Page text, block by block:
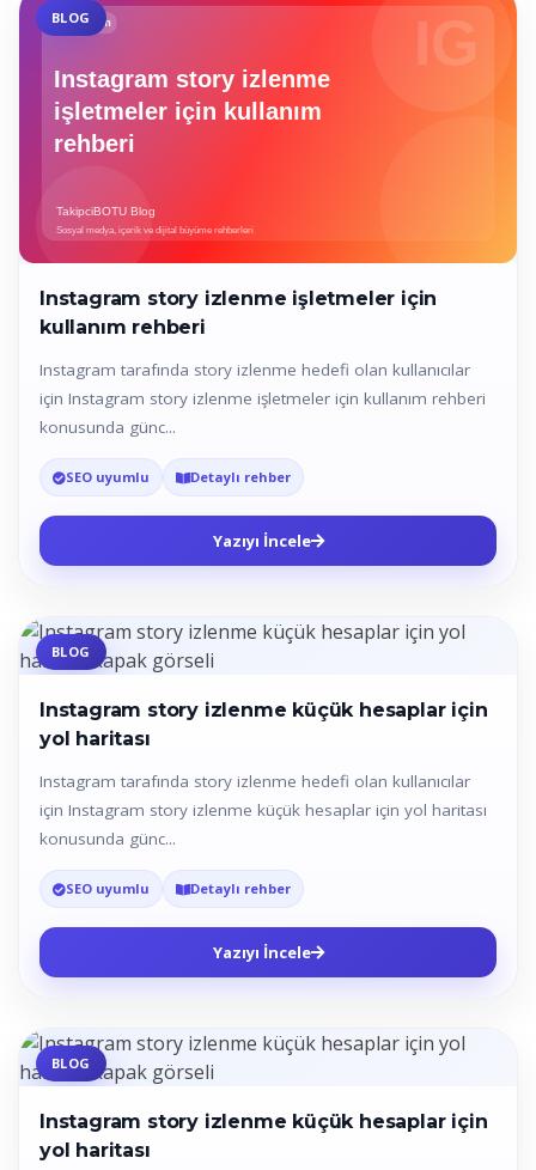
BLOG
Instagram story izlenme işletmeler için
kullanım rehberi
Instagram tarafında story izlenme hedefi olan kullanıcılar
için Instagram story izlenme işletmeler için kullanım rehberi
konusunda günc...
SEO uyumlu Detaylı rehber
Yazıyı İncele
BLOG
Instagram story izlenme küçük hesaplar için
yol haritası
Instagram tarafında story izlenme hedefi olan kullanıcılar
için Instagram story izlenme küçük hesaplar için yol haritası
konusunda günc...
SEO uyumlu Detaylı rehber
Yazıyı İncele
BLOG
Instagram story izlenme küçük hesaplar için
yol haritası